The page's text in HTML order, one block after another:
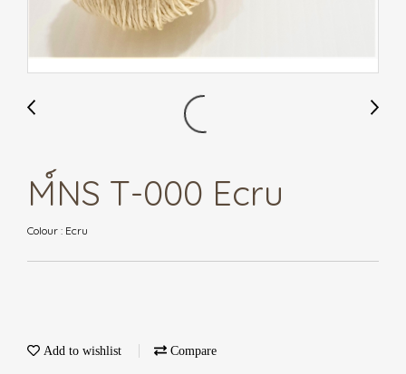
M์NS T-000 Ecru
Colour : Ecru
Add to wishlist Compare